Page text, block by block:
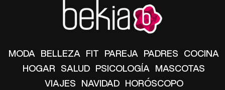
MODA BELLEZA FIT PAREJA PADRES COCINA
HOGAR SALUD PSICOLOGÍA MASCOTAS
VIAJES NAVIDAD HORÓSCOPO